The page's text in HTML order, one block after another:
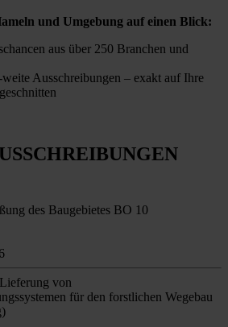
und Umgebung auf einen Blick:
aus über 250 Branchen und
Ausschreibungen – exakt auf Ihre
des Baugebietes BO 10
von
für den forstlichen Wegebau